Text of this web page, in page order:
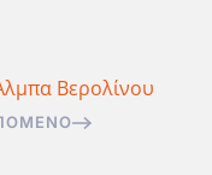
Βερολίνου